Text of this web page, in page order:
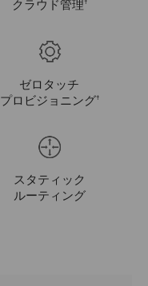
クラウド管理
ゼロタッチ
プロビジョニング†
スタティック
ルーティング